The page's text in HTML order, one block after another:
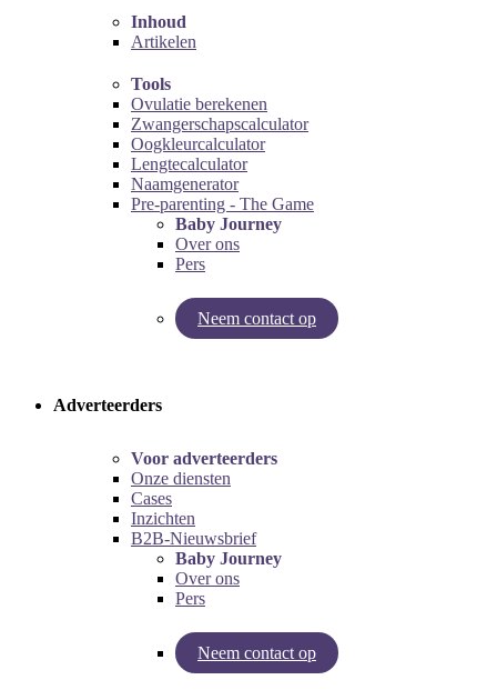
Inhoud
Artikelen
Tools
Ovulatie berekenen
Zwangerschapscalculator
Oogkleurcalculator
Lengtecalculator
Naamgenerator
Pre-parenting - The Game
Baby Journey
Over ons
Pers
Neem contact op
Try our pregnancy calculator!
Adverteerders
Voor adverteerders
Onze diensten
Cases
Inzichten
B2B-Nieuwsbrief
Baby Journey
Over ons
Pers
Neem contact op
Inzichten van Baby Journey